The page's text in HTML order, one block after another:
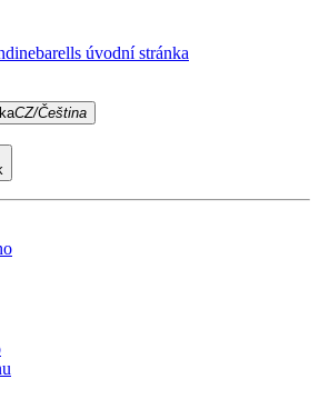
úvodní stránka
CZ/Čeština